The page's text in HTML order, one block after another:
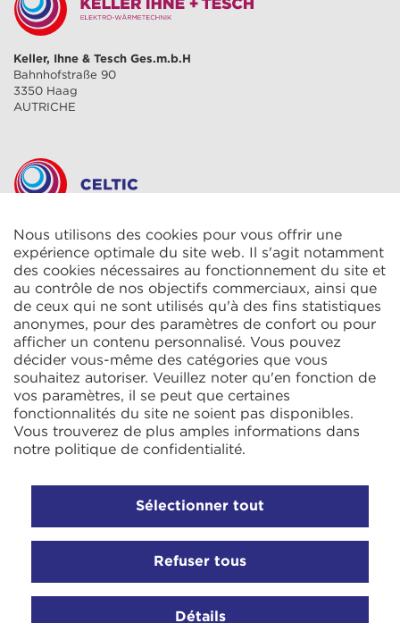
Keller, Ihne & Tesch Ges.m.b.H
Bahnhofstraße 90
3350 Haag
AUTRICHE
CELTIC S.A.R.L.
2 Rue René Cassin
ZAC La Villette-aux-Aulnes
77290 Mitry-Mory
FRANCE
KIT Electroheat Ltd.
Mexborough Business Centre
College Rd
ANGLETERRE
Termes et conditions
Nous utilisons des cookies pour vous offrir une
expérience optimale du site web. Il s'agit notamment
des cookies nécessaires au fonctionnement du site et
au contrôle de nos objectifs commerciaux, ainsi que
de ceux qui ne sont utilisés qu'à des fins statistiques
anonymes, pour des paramètres de confort ou pour
afficher un contenu personnalisé. Vous pouvez
décider vous-même des catégories que vous
souhaitez autoriser. Veuillez noter qu'en fonction de
vos paramètres, il se peut que certaines
fonctionnalités du site ne soient pas disponibles.
Vous trouverez de plus amples informations dans
notre politique de confidentialité.
Sélectionner tout
Refuser tous
Détails